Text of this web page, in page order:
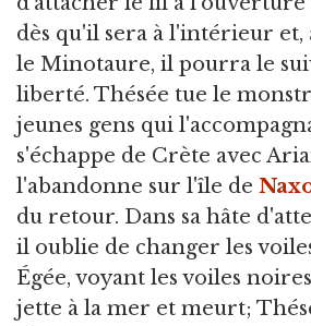
dès qu'il sera à l'intérieur et,
le Minotaure, il pourra le
liberté. Thésée tue le
jeunes gens qui
s'échappe de Crète avec
l'abandonne sur l'île de
du retour. Dans sa hâte
il oublie de changer les
Égée, voyant les voiles
jette à la mer et meurt;